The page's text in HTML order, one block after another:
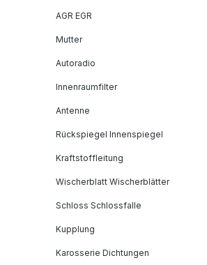
AGR EGR
Mutter
Autoradio
Innenraumfilter
Antenne
Rückspiegel Innenspiegel
Kraftstoffleitung
Wischerblatt Wischerblätter
Schloss Schlossfalle
Kupplung
Karosserie Dichtungen